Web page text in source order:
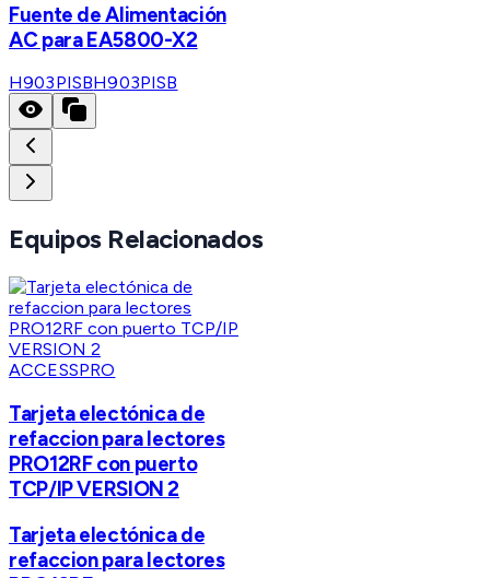
Fuente de Alimentación
AC para EA5800-X2
H903PISBH903PISB
Equipos Relacionados
ACCESSPRO
Tarjeta electónica de
refaccion para lectores
PRO12RF con puerto
TCP/IP VERSION 2
Tarjeta electónica de
refaccion para lectores